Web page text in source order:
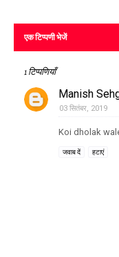
एक टिप्पणी भेजें
1 टिप्पणियाँ
Manish
03 सितंबर, 2019
Koi dholak
जवाब दें हटाएं